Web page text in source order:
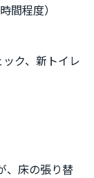
間程度）
ク、新トイレ
、床の張り替